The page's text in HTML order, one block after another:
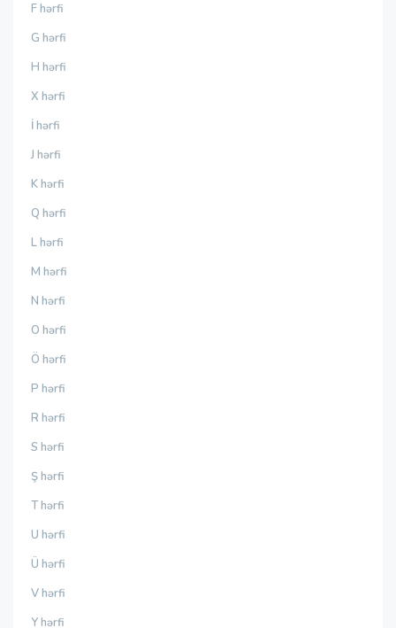
F hərfi
G hərfi
H hərfi
X hərfi
İ hərfi
J hərfi
K hərfi
Q hərfi
L hərfi
M hərfi
N hərfi
O hərfi
Ö hərfi
P hərfi
R hərfi
S hərfi
Ş hərfi
T hərfi
U hərfi
Ü hərfi
V hərfi
Y hərfi